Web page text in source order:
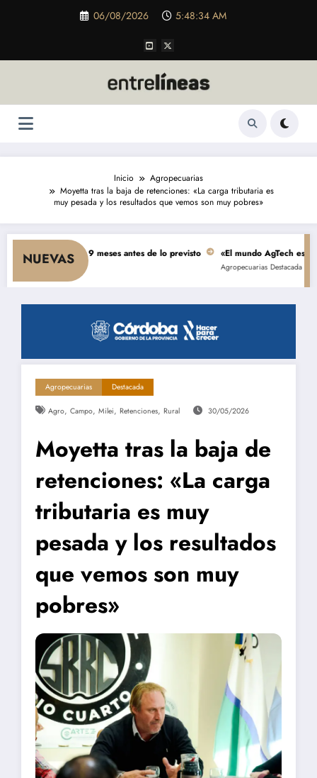
06/08/2026 5:48:35 AM
Inicio
Agropecuarias
Moyetta tras la baja de retenciones: «La carga tributaria es
muy pesada y los resultados que vemos son muy pobres»
NUEVAS
terminará 9 meses antes de lo previsto «El mundo AgTech es una
Agropecuarias Destacada Empresas
Agropecuarias Destacada
Agro, Campo, Milei, Retenciones, Rural 30/05/2026
Moyetta tras la baja de
retenciones: «La carga
tributaria es muy
pesada y los resultados
que vemos son muy
pobres»